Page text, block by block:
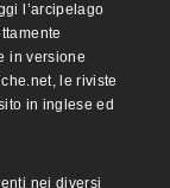
l’arcipelago
in versione
le riviste
in inglese ed
nei diversi